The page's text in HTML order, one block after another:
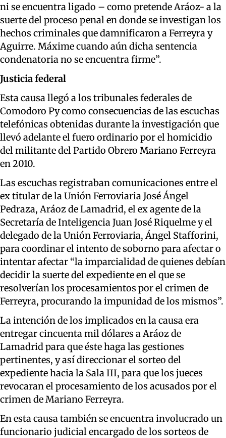
ni se encuentra ligado – como pretende Aráoz- a la
suerte del proceso penal en donde se investigan los
hechos criminales que damnificaron a Ferreyra y
Aguirre. Máxime cuando aún dicha sentencia
condenatoria no se encuentra firme”.
Justicia federal
Esta causa llegó a los tribunales federales de
Comodoro Py como consecuencias de las escuchas
telefónicas obtenidas durante la investigación que
llevó adelante el fuero ordinario por el homicidio
del militante del Partido Obrero Mariano Ferreyra
en 2010.
Las escuchas registraban comunicaciones entre el
ex titular de la Unión Ferroviaria José Ángel
Pedraza, Aráoz de Lamadrid, el ex agente de la
Secretaría de Inteligencia Juan José Riquelme y el
delegado de la Unión Ferroviaria, Ángel Stafforini,
para coordinar el intento de soborno para afectar o
intentar afectar “la imparcialidad de quienes debían
decidir la suerte del expediente en el que se
resolverían los procesamientos por el crimen de
Ferreyra, procurando la impunidad de los mismos”.
La intención de los implicados en la causa era
entregar cincuenta mil dólares a Aráoz de
Lamadrid para que éste haga las gestiones
pertinentes, y así direccionar el sorteo del
expediente hacia la Sala III, para que los jueces
revocaran el procesamiento de los acusados por el
crimen de Mariano Ferreyra.
En esta causa también se encuentra involucrado un
funcionario judicial encargado de los sorteos de